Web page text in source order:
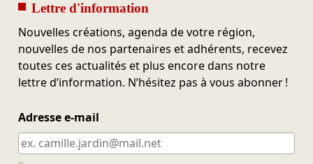
Lettre d'information
Nouvelles créations, agenda de votre région,
nouvelles de nos partenaires et adhérents, recevez
toutes ces actualités et plus encore dans notre
lettre d’information. N’hésitez pas à vous abonner !
Adresse e-mail